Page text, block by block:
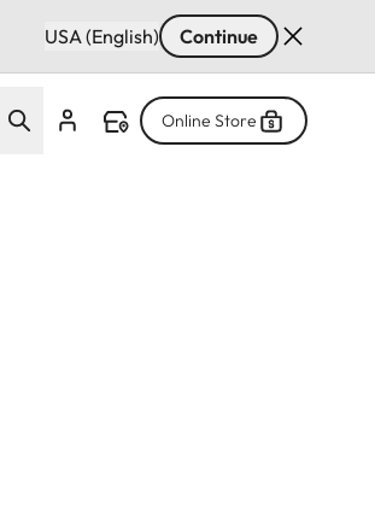
USA (English) Continue
Online Store